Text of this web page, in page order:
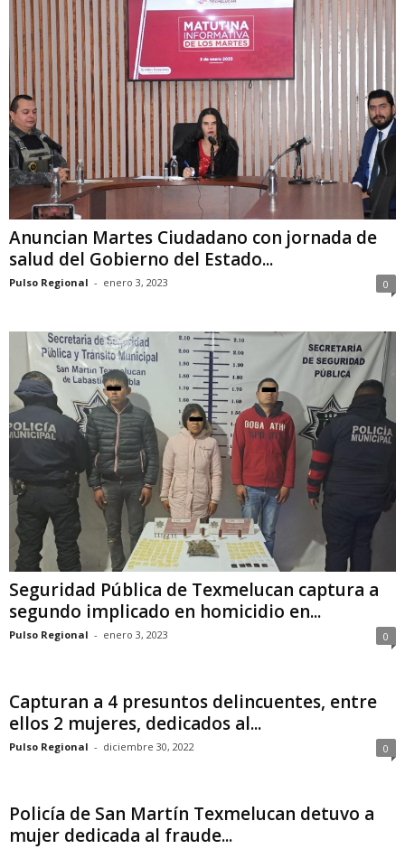
Anuncian Martes Ciudadano con jornada de
salud del Gobierno del Estado...
Pulso Regional - enero 3, 2023 0
Seguridad Pública de Texmelucan captura a
segundo implicado en homicidio en...
Pulso Regional - enero 3, 2023 0
Capturan a 4 presuntos delincuentes, entre
ellos 2 mujeres, dedicados al...
Pulso Regional - diciembre 30, 2022 0
Policía de San Martín Texmelucan detuvo a
mujer dedicada al fraude...